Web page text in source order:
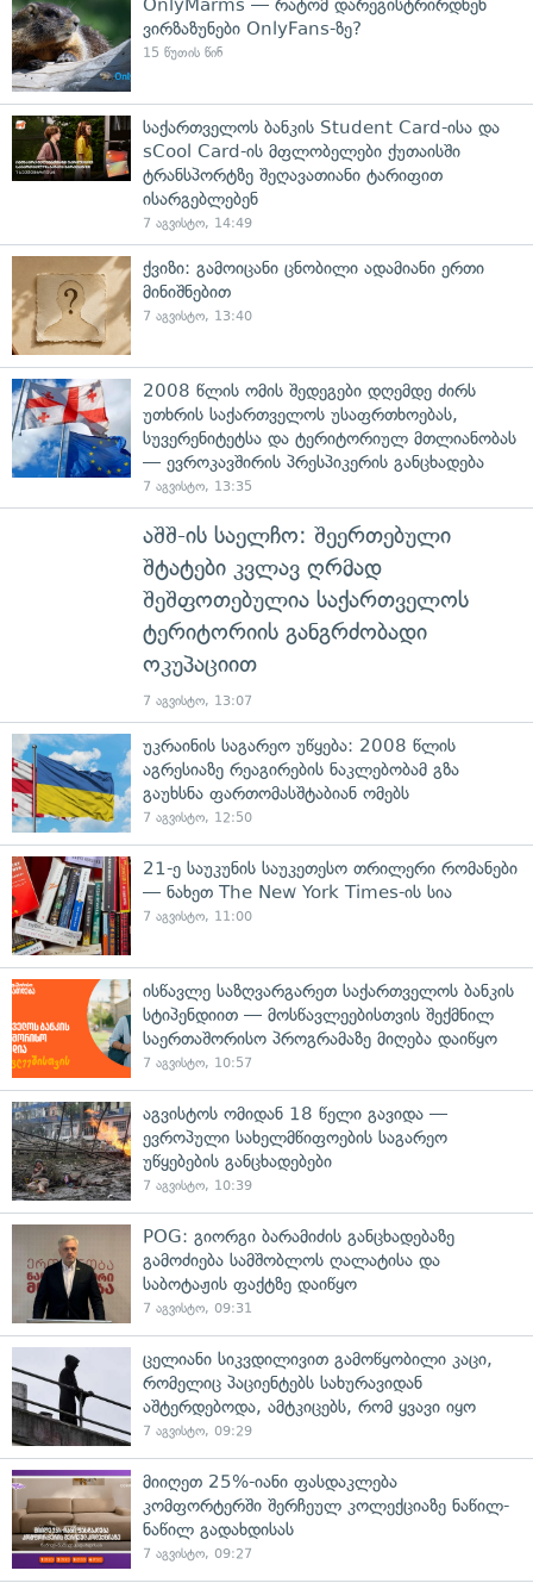
OnlyMarms — რატომ დარეგისტრირდნენ
ვირზაზუნები OnlyFans-ზე?
15 წუთის წინ
საქართველოს ბანკის Student Card-ისა და
sCool Card-ის მფლობელები ქუთაისში
ტრანსპორტზე შეღავათიანი ტარიფით
ისარგებლებენ
7 აგვისტო, 14:49
ქვიზი: გამოიცანი ცნობილი ადამიანი ერთი
მინიშნებით
7 აგვისტო, 13:40
2008 წლის ომის შედეგები დღემდე ძირს
უთხრის საქართველოს უსაფრთხოებას,
სუვერენიტეტსა და ტერიტორიულ მთლიანობას
— ევროკავშირის პრესპიკერის განცხადება
7 აგვისტო, 13:35
აშშ-ის საელჩო: შეერთებული
შტატები კვლავ ღრმად
შეშფოთებულია საქართველოს
ტერიტორიის განგრძობადი
ოკუპაციით
7 აგვისტო, 13:07
უკრაინის საგარეო უწყება: 2008 წლის
აგრესიაზე რეაგირების ნაკლებობამ გზა
გაუხსნა ფართომასშტაბიან ომებს
7 აგვისტო, 12:50
21-ე საუკუნის საუკეთესო თრილერი რომანები
— ნახეთ The New York Times-ის სია
7 აგვისტო, 11:00
ისწავლე საზღვარგარეთ საქართველოს ბანკის
სტიპენდიით — მოსწავლეებისთვის შექმნილ
საერთაშორისო პროგრამაზე მიღება დაიწყო
7 აგვისტო, 10:57
აგვისტოს ომიდან 18 წელი გავიდა —
ევროპული სახელმწიფოების საგარეო
უწყებების განცხადებები
7 აგვისტო, 10:39
POG: გიორგი ბარამიძის განცხადებაზე
გამოძიება სამშობლოს ღალატისა და
საბოტაჟის ფაქტზე დაიწყო
7 აგვისტო, 09:31
ცელიანი სიკვდილივით გამოწყობილი კაცი,
რომელიც პაციენტებს სახურავიდან
აშტერდებოდა, ამტკიცებს, რომ ყვავი იყო
7 აგვისტო, 09:29
მიიღეთ 25%-იანი ფასდაკლება
კომფორტერში შერჩეულ კოლექციაზე ნაწილ-
ნაწილ გადახდისას
7 აგვისტო, 09:27